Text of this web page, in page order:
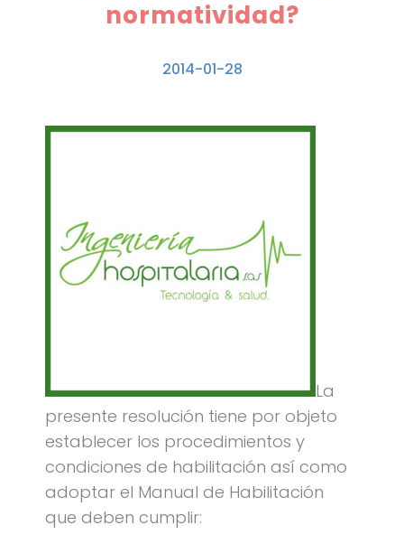
normatividad?
2014-01-28
La
presente resolución tiene por objeto
establecer los procedimientos y
condiciones de habilitación así como
adoptar el Manual de Habilitación
que deben cumplir: